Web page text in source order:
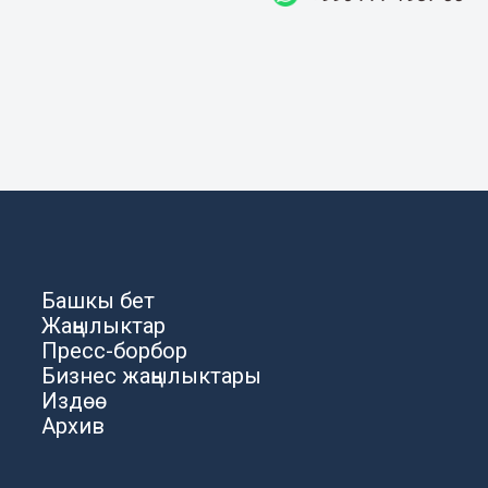
Башкы бет
Жаңылыктар
Пресс-борбор
Бизнес жаңылыктары
Издөө
Архив